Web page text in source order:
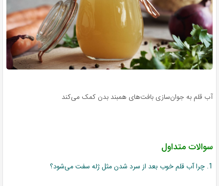
آب قلم به جوان‌سازی بافت‌های همبند بدن کمک می‌کند
سوالات متداول
1. چرا آب قلم خوب بعد از سرد شدن مثل ژله سفت می‌شود؟